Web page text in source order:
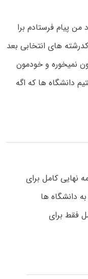
پیام فرستادم برا
های انتخابی بعد
نمیخوره و خودمون
دانشگاه ها که اگه
نهایی کامل برای
و به دانشگاه ها
فقط برای